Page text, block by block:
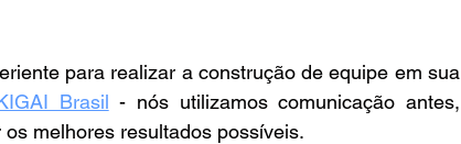
para realizar a construção de equipe em sua
Brasil - nós utilizamos comunicação antes,
melhores resultados possíveis.